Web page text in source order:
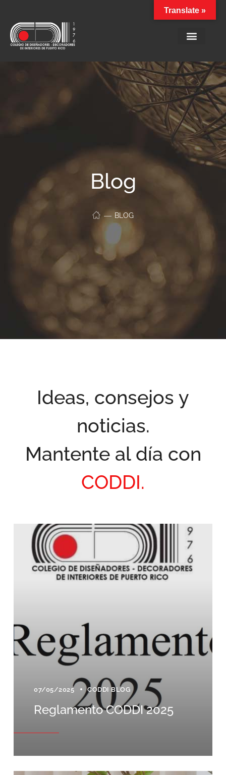
Blog
BLOG
Ideas, consejos y
noticias.
Mantente al día con
CODDI.
07/05/2025 CODDI BLOG
Reglamento CODDI 2025
Translate »